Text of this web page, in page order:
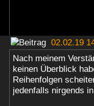
02.02.19
Nach meinem
keinen Überblick
Reihenfolgen
jedenfalls nirgends